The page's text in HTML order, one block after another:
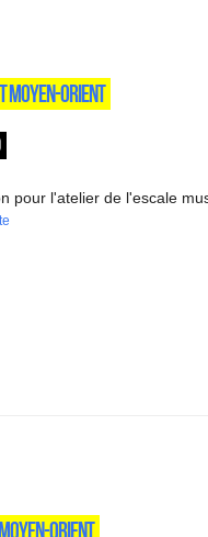
MOYEN-ORIENT
pour l'atelier de l'escale
ORIENT